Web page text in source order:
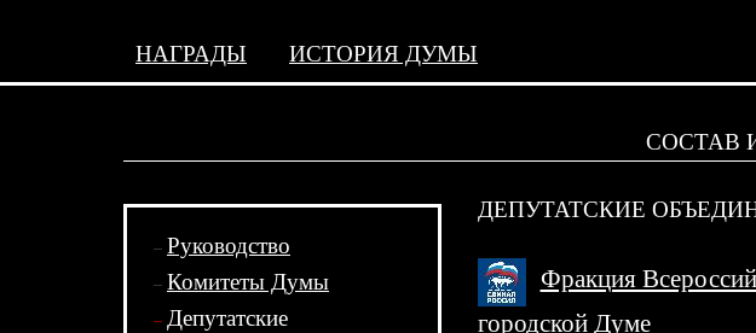
НАГРАДЫ ИСТОРИЯ ДУМЫ
СОСТАВ
Руководство
Комитеты Думы
Депутатские
ДЕПУТАТСКИЕ
Фракция
городской Думе